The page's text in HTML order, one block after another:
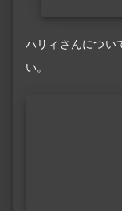
ハリィさんについ
い。